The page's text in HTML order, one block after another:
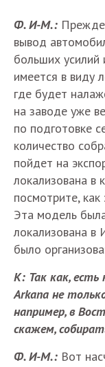
Ф. И-М.: Прежде
вывод
больших усилий
имеется в виду
где будет
на заводе уже
по подготовке
количество
пойдет на
локализована в
посмотрите,
Эта модель
локализована в
было
К: Так как, есть
Arkana не
например, в
скажем,
Ф. И-М.: Вот